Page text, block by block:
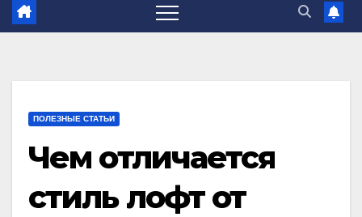
ПОЛЕЗНЫЕ СТАТЬИ
Чем отличается
стиль лофт от